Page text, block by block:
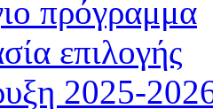
πρόγραμμα
επιλογής
2025-